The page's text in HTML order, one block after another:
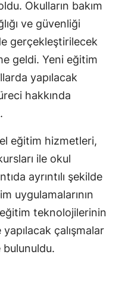
Okulların bakım
ve güvenliği
gerçekleştirilecek
geldi. Yeni eğitim
yapılacak
hakkında
eğitim hizmetleri,
ile okul
ayrıntılı şekilde
uygulamalarının
teknolojilerinin
yapılacak çalışmalar
bulunuldu.